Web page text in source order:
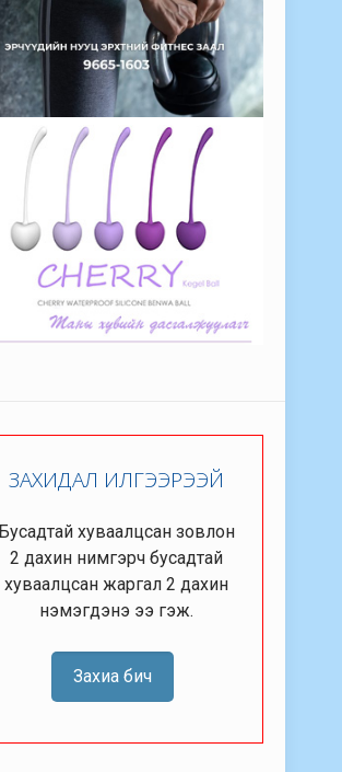
ЗАХИДАЛ ИЛГЭЭРЭЭЙ
Бусадтай хуваалцсан зовлон
2 дахин нимгэрч бусадтай
хуваалцсан жаргал 2 дахин
нэмэгдэнэ ээ гэж.
Захиа бич